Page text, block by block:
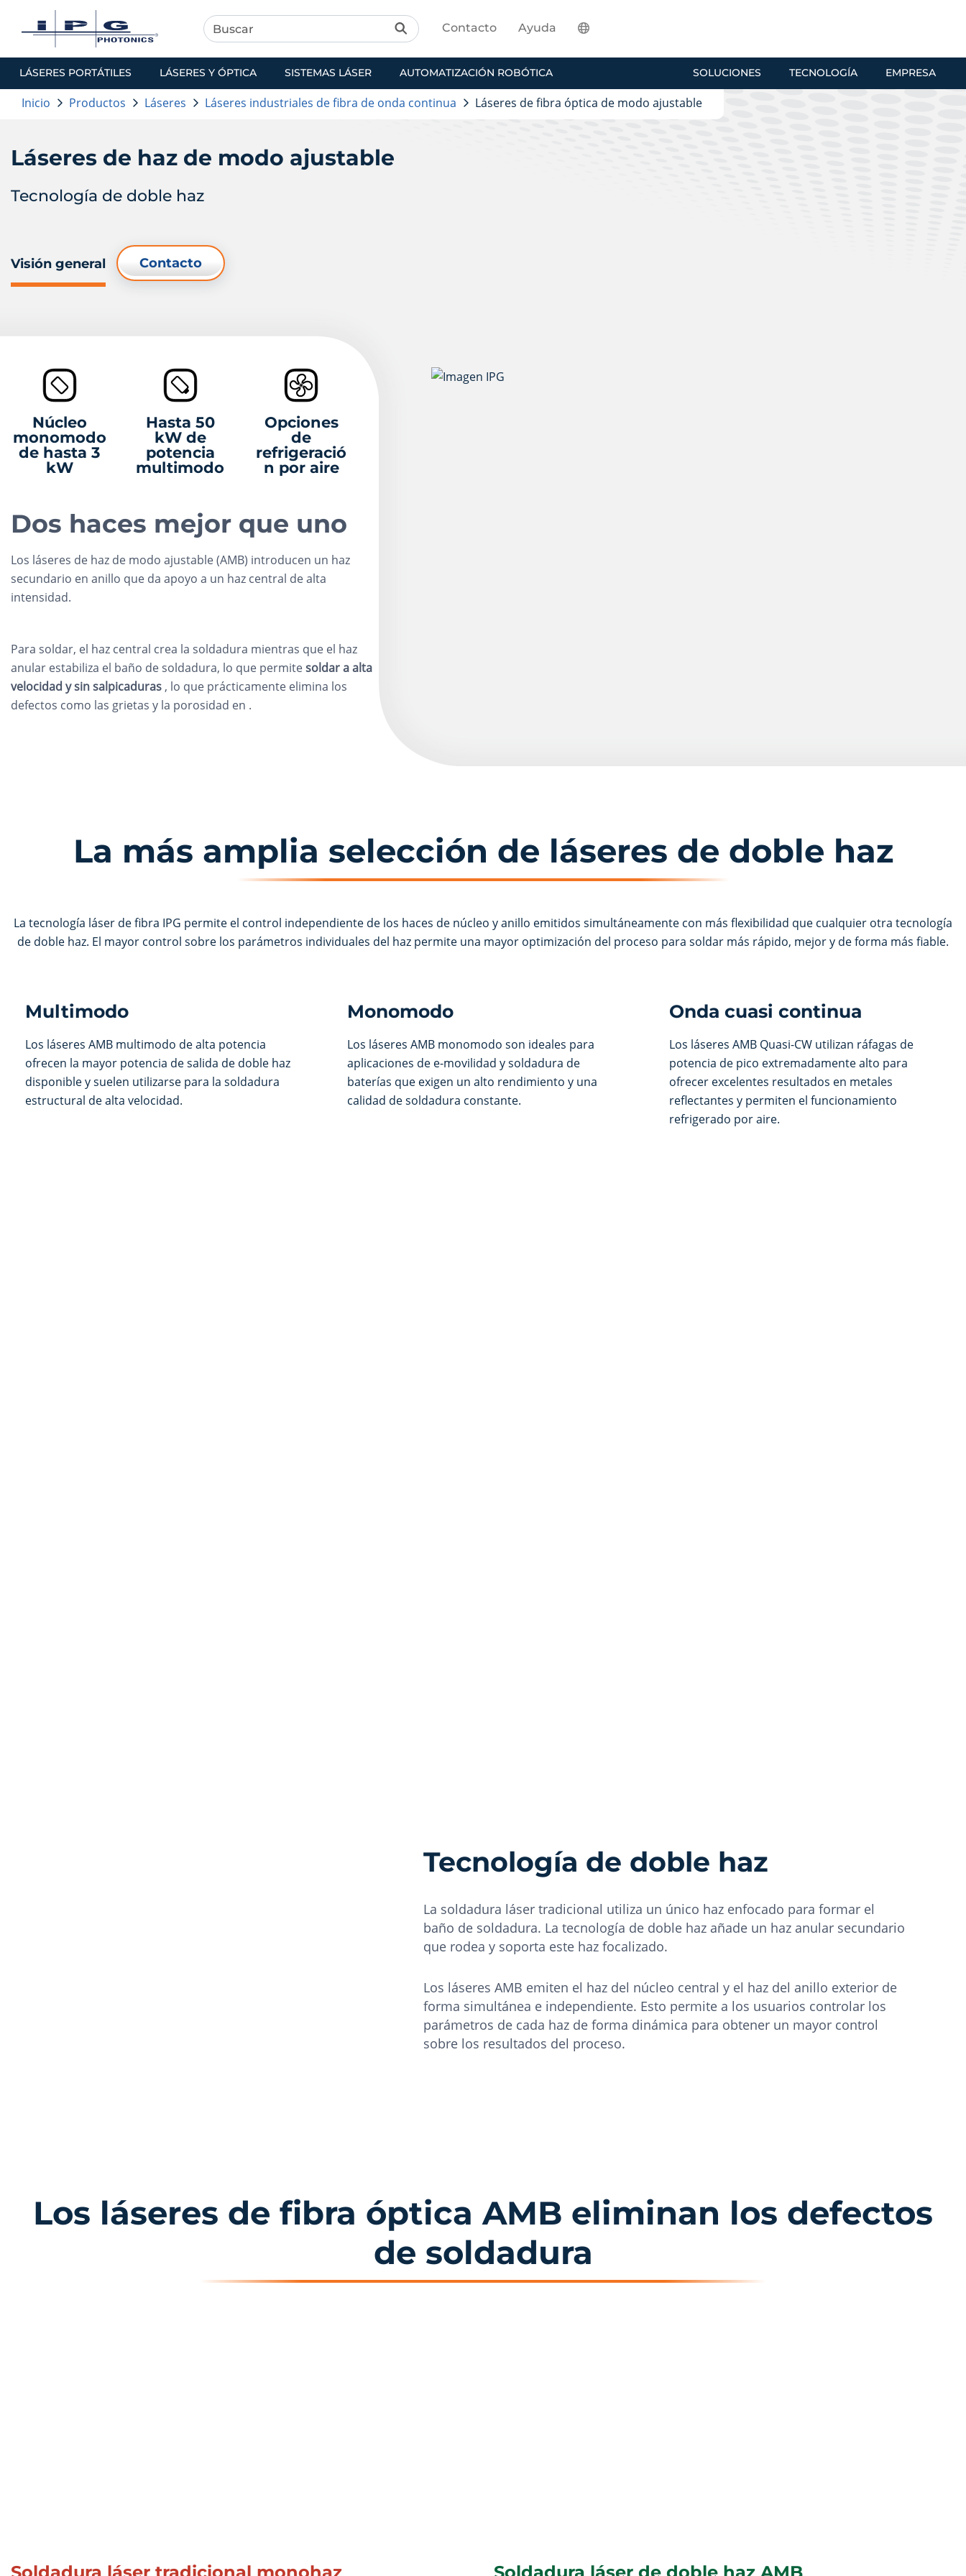
LÁSERES PORTÁTILES LÁSERES Y ÓPTICA SISTEMAS LÁSER AUTOMATIZACIÓN ROBÓTICA SOLUCIONES TECNOLOGÍA EMPRESA
Contacto Ayuda
Inicio Productos Láseres Láseres industriales de fibra de onda continua Láseres de fibra óptica de modo ajustable
Láseres de haz de modo ajustable
Tecnología de doble haz
Visión general Contacto
Núcleo
monomodo
de hasta 3
kW
Hasta 50
kW de
potencia
multimodo
Opciones
de
refrigeració
n por aire
Dos haces mejor que uno
Los láseres de haz de modo ajustable (AMB) introducen un haz
secundario en anillo que da apoyo a un haz central de alta
intensidad.
Para soldar, el haz central crea la soldadura mientras que el haz
anular estabiliza el baño de soldadura, lo que permitesoldar a alta
velocidad y sin salpicaduras , lo que prácticamente elimina los
defectos como las grietas y la porosidad en .
La más amplia selección de láseres de doble haz
La tecnología láser de fibra IPG permite el control independiente de los haces de núcleo y anillo emitidos simultáneamente con más flexibilidad que cualquier otra tecnología
de doble haz. El mayor control sobre los parámetros individuales del haz permite una mayor optimización del proceso para soldar más rápido, mejor y de forma más fiable.
Multimodo
Los láseres AMB multimodo de alta potencia
ofrecen la mayor potencia de salida de doble haz
disponible y suelen utilizarse para la soldadura
estructural de alta velocidad.
Monomodo
Los láseres AMB monomodo son ideales para
aplicaciones de e-movilidad y soldadura de
baterías que exigen un alto rendimiento y una
calidad de soldadura constante.
Onda cuasi continua
Los láseres AMB Quasi-CW utilizan ráfagas de
potencia de pico extremadamente alto para
ofrecer excelentes resultados en metales
reflectantes y permiten el funcionamiento
refrigerado por aire.
Tecnología de doble haz
La soldadura láser tradicional utiliza un único haz enfocado para formar el
baño de soldadura. La tecnología de doble haz añade un haz anular secundario
que rodea y soporta este haz focalizado.
Los láseres AMB emiten el haz del núcleo central y el haz del anillo exterior de
forma simultánea e independiente. Esto permite a los usuarios controlar los
parámetros de cada haz de forma dinámica para obtener un mayor control
sobre los resultados del proceso.
Los láseres de fibra óptica AMB eliminan los defectos
de soldadura